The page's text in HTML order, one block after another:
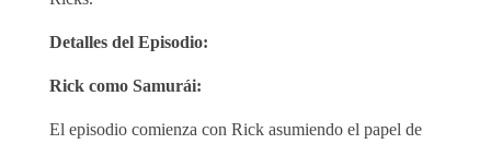
Detalles del Episodio:
Rick como Samurái:
El episodio comienza con Rick asumiendo el papel de